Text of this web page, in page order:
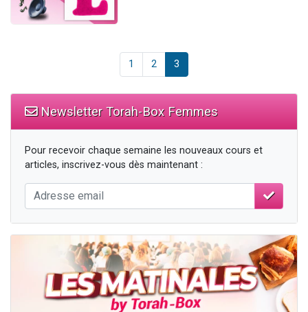
1 2 3
Newsletter Torah-Box Femmes
Pour recevoir chaque semaine les nouveaux cours et
articles, inscrivez-vous dès maintenant :